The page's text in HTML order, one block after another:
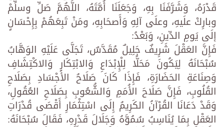
قَدْرَهُ، وَشَرَّفَنَا بِهِ، وَجَعَلَنَا أُمَّتَهُ، اللَّهُمَّ صَلِّ وسلِّمْ
وبارِكْ علَيهِ، وعلَى آلِهِ وَأَصحَابِهِ، ومَنْ تَبِعَهُمْ بِإِحْسَانٍ
إلَى يَومِ الدِّينِ، وَبَعْدُ:
فَإِنَّ العَقْلَ شَرِيفٌ جَلِيلٌ مُقَدَّسٌ، تَجَلَّى عَلَيْهِ الوَهَّابُ
سُبْحَانَهُ لِيَكُونَ مَحَلًّا لِلْإِبْدَاعِ وَالابْتِكَارِ وَالاكْتِشَافِ
وَصِنَاعَةِ الحَضَارَةِ، فَإِذَا كَانَ صَلَاحُ الأَجْسَادِ بِصَلَاحِ
القُلُوبِ، فَإِنَّ صَلَاحَ الأُمَمِ وَالشُّعُوبِ بِصَلَاحِ العُقُولِ،
وَقَدْ دَعَانَا القُرْآنُ الكَرِيمُ إِلَى اسْتِثْمَارِ أَقْصَى قُدْرَاتِ
العَقْلِ بِمَا يُنَاسِبُ سُمُوَّهُ وَجَلَالَ قَدْرِهِ، فَقَالَ سُبْحَانَهُ: